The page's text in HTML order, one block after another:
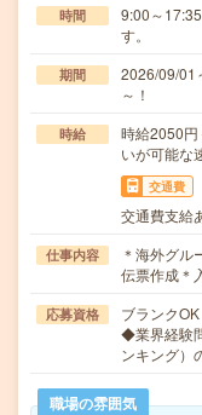
時間
9:00～
す。
期間
2026/09/
～！
時給
時給2050
いが可能な
交通費
交通費支給
仕事内容
＊海外グル
伝票作成＊
応募資格
ブランクOK
◆業界経験
ンキング）
職場の雰囲気